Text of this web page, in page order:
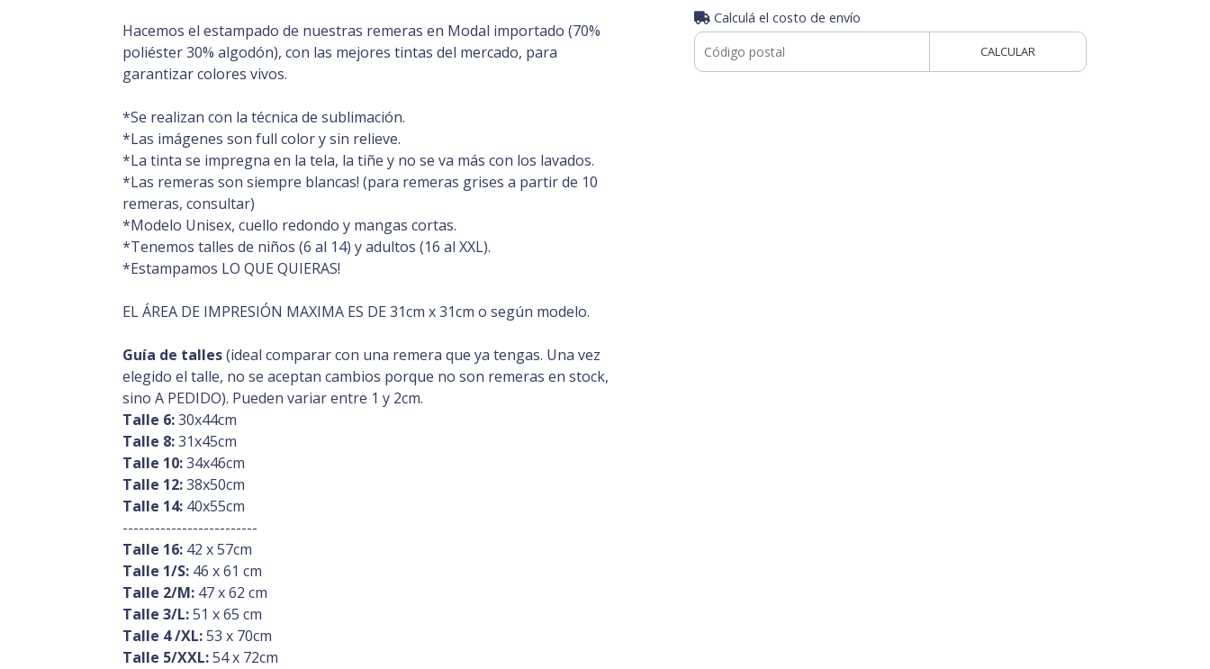
Hacemos el estampado de nuestras remeras en Modal importado (70%
poliéster 30% algodón), con las mejores tintas del mercado, para
garantizar colores vivos.
*Se realizan con la técnica de sublimación.
*Las imágenes son full color y sin relieve.
*La tinta se impregna en la tela, la tiñe y no se va más con los lavados.
*Las remeras son siempre blancas! (para remeras grises a partir de 10
remeras, consultar)
*Modelo Unisex, cuello redondo y mangas cortas.
*Tenemos talles de niños (6 al 14) y adultos (16 al XXL).
*Estampamos LO QUE QUIERAS!
EL ÁREA DE IMPRESIÓN MAXIMA ES DE 31cm x 31cm o según modelo.
Guía de talles(ideal comparar con una remera que ya tengas. Una vez
elegido el talle, no se aceptan cambios porque no son remeras en stock,
sino A PEDIDO). Pueden variar entre 1 y 2cm.
Talle 6:30x44cm
Talle 8:31x45cm
Talle 10:34x46cm
Talle 12:38x50cm
Talle 14:40x55cm
-------------------------
Talle 16:42 x 57cm
Talle 1/S:46 x 61 cm
Talle 2/M:47 x 62 cm
Talle 3/L:51 x 65 cm
Talle 4 /XL:53 x 70cm
Talle 5/XXL:54 x 72cm
Calculá el costo de envío
CALCULAR